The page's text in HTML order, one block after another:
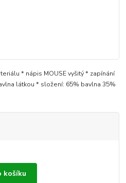
* nápis MOUSE vyšitý * zapínání
látkou * složení: 65% bavlna 35%
košíku